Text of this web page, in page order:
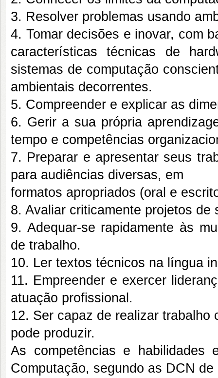
3. Resolver problemas usando
4. Tomar decisões e inovar, com
características técnicas de
sistemas de computação
ambientais decorrentes.
5. Compreender e explicar as
6. Gerir a sua própria
tempo e competências
7. Preparar e apresentar seus
para audiências diversas, em
formatos apropriados (oral e
8. Avaliar criticamente projetos de
9. Adequar-se rapidamente às
de trabalho.
10. Ler textos técnicos na língua
11. Empreender e exercer
atuação profissional.
12. Ser capaz de realizar
pode produzir.
As competências e habilidades
Computação, segundo as DCN de